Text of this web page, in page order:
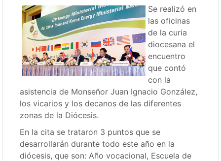
Se realizó en
las oficinas
de la curia
diocesana el
encuentro
que contó
con la
asistencia de Monseñor Juan Ignacio González,
los vicarios y los decanos de las diferentes
zonas de la Diócesis.
En la cita se trataron 3 puntos que se
desarrollarán durante todo este año en la
diócesis, que son: Año vocacional, Escuela de